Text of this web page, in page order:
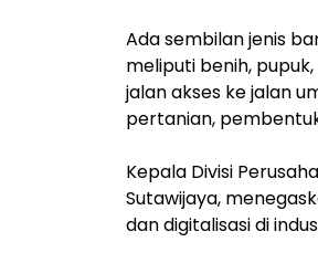
Ada sembilan jenis
meliputi benih,
jalan akses ke jalan
pertanian,
Kepala Divisi
Sutawijaya,
dan digitalisasi di